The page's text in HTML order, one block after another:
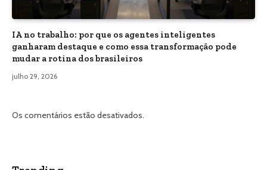
IA no trabalho: por que os agentes inteligentes
ganharam destaque e como essa transformação pode
mudar a rotina dos brasileiros
julho 29, 2026
Os comentários estão desativados.